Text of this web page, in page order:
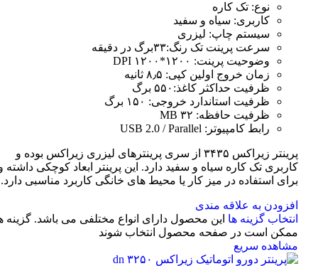
نوع: تک کاره
کاربری: سیاه و سفید
سیستم چاپ: لیزری
سرعت پرینت تک رنگ:۳۳برگ در دقیقه
وضوحیت پرینت: ۱۲۰۰*۱۲۰۰ DPI
زمان خروج اولین کپی: ۸٫۵ ثانیه
ظرفیت حداکثر کاغذ:۵۵۰ برگ
ظرفیت استاندارد خروجی: ۱۵۰ برگ
ظرفیت حافظه: ۳۲ MB
رابط کامپیوتر: USB 2.0 / Parallel
پرینتر زیراکس ۳۴۳۵ از سری پرینترهای لیزری زیراکس بوده و
کاربری تک کاره سیاه و سفید دارد. این پرینتر ابعاد کوچکی داشته
برای استفاده در میز کار یا محیط های خانگی کاربرد مناسبی دارد.
افزودن به علاقه مندی
انتخاب گزینه ها این محصول دارای انواع مختلفی می باشد. گزینه
ممکن است در صفحه محصول انتخاب شوند
مشاهده سریع